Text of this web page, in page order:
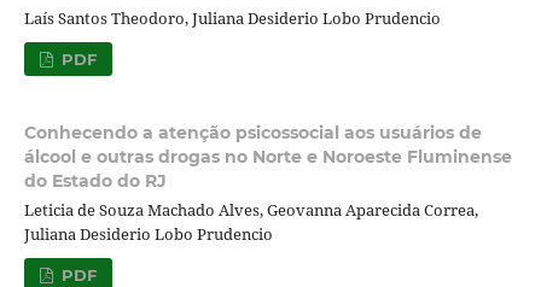
Laís Santos Theodoro, Juliana Desiderio Lobo Prudencio
PDF
Conhecendo a atenção psicossocial aos usuários de
álcool e outras drogas no Norte e Noroeste Fluminense
do Estado do RJ
Leticia de Souza Machado Alves, Geovanna Aparecida Correa,
Juliana Desiderio Lobo Prudencio
PDF